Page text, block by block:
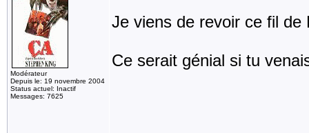
Modérateur
Depuis le: 19 novembre 2004
Status actuel: Inactif
Messages: 7625
Je viens de revoir ce fil de
Ce serait génial si tu